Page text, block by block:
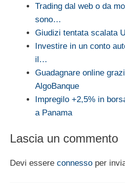
Trading dal web o da
sono…
Giudizi tentata scalata
Investire in un conto
il…
Guadagnare online
AlgoBanque
Impregilo +2,5% in
a Panama
Lascia un commento
Devi essere connesso per